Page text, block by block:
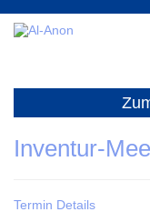
Für
Inventur-
Termin Details